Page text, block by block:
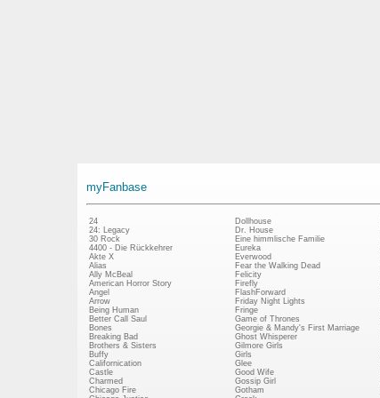
myFanbase
24
24: Legacy
30 Rock
4400 - Die Rückkehrer
Akte X
Alias
Ally McBeal
American Horror Story
Angel
Arrow
Being Human
Better Call Saul
Bones
Breaking Bad
Brothers & Sisters
Buffy
Californication
Castle
Charmed
Chicago Fire
Dollhouse
Dr. House
Eine himmlische Familie
Eureka
Everwood
Fear the Walking Dead
Felicity
Firefly
FlashForward
Friday Night Lights
Fringe
Game of Thrones
Georgie & Mandy's First Marriage
Ghost Whisperer
Gilmore Girls
Girls
Glee
Good Wife
Gossip Girl
Gotham